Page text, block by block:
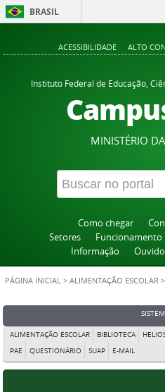
BRASIL
ACESSIBILIDADE ALTO
Instituto Federal de Educação,
MINISTÉRIO
Como chegar
Setores
Funcionamento
Informação
PÁGINA INICIAL > ALIMENTAÇÃO ESCOLAR >
ALIMENTAÇÃO ESCOLAR BIBLIOTECA
PAE
QUESTIONÁRIO SUAP E-MAIL